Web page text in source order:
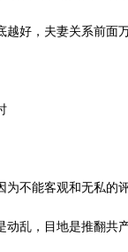
越好，夫妻关系前面
为不能客观和无私的
动乱，目地是推翻共